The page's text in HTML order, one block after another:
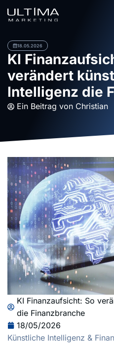
18.05.2026
KI
verändert
Intelligenz die
Ein Beitrag von Christian
KI Finanzaufsicht: So
die Finanzbranche
18/05/2026
Künstliche Intelligenz &